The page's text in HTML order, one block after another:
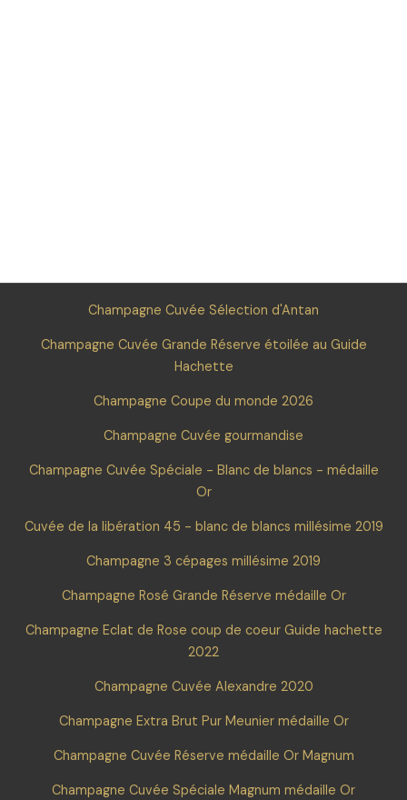
Champagne Cuvée Sélection d'Antan
Champagne Cuvée Grande Réserve étoilée au Guide
Hachette
Champagne Coupe du monde 2026
Champagne Cuvée gourmandise
Champagne Cuvée Spéciale - Blanc de blancs - médaille
Or
Cuvée de la libération 45 - blanc de blancs millésime 2019
Champagne 3 cépages millésime 2019
Champagne Rosé Grande Réserve médaille Or
Champagne Eclat de Rose coup de coeur Guide hachette
2022
Champagne Cuvée Alexandre 2020
Champagne Extra Brut Pur Meunier médaille Or
Champagne Cuvée Réserve médaille Or Magnum
Champagne Cuvée Spéciale Magnum médaille Or